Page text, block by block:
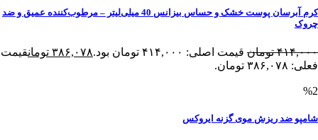
کرم آبرسان پوست خشک و حساس بیزانس 40 میلی‌لیتر – مرطوب‌کننده عمیق و ضد
چروک
۴۱۴,۰۰۰ تومان قیمت اصلی: ۴۱۴,۰۰۰ تومان بود. ۳۸۶,۰۷۸ تومانقیمت
فعلی: ۳۸۶,۰۷۸ تومان.
%2
شامپو ضد ریزش موی گزنه ایروکس